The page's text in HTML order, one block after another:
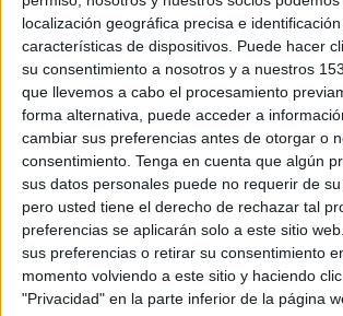
localización geográfica precisa e
características de dispositivos. Puede hacer
su consentimiento a nosotros y a nuestros
que llevemos a cabo el procesamiento
forma alternativa, puede acceder a
cambiar sus preferencias antes de otorgar o
consentimiento. Tenga en cuenta que algún
sus datos personales puede no requerir de su
pero usted tiene el derecho de rechazar tal
preferencias se aplicarán solo a este sitio
sus preferencias o retirar su consentimiento
momento volviendo a este sitio y haciendo
"Privacidad" en la parte inferior de la página
éxito empresarial: branding que
estrategia que conecta.
Con una sólida trayectoria en
consumo, alimentación y salud, la
con metodología propia se apoya
pilares -adaptabilidad,
multidisciplinar y conexión
definen su forma de entender y
marcas. En el terreno del branding,
acompaña a los anunciantes a lo
ciclo de la marca, desde la estrategia